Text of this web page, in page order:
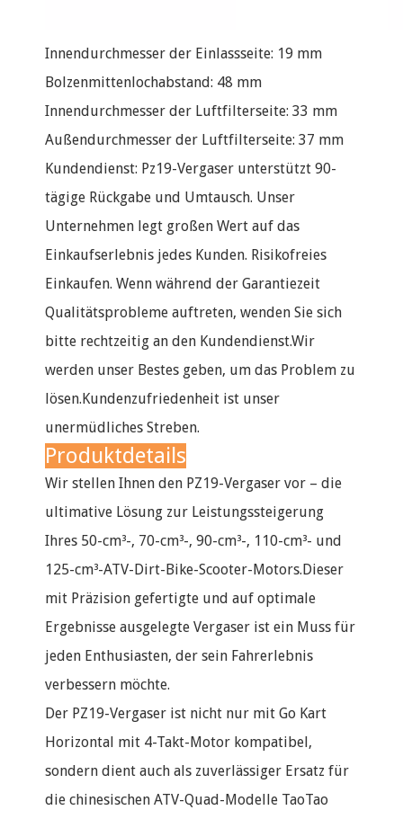
Innendurchmesser der Einlassseite: 19 mm
Bolzenmittenlochabstand: 48 mm
Innendurchmesser der Luftfilterseite: 33 mm
Außendurchmesser der Luftfilterseite: 37 mm
Kundendienst: Pz19-Vergaser unterstützt 90-
tägige Rückgabe und Umtausch. Unser
Unternehmen legt großen Wert auf das
Einkaufserlebnis jedes Kunden. Risikofreies
Einkaufen. Wenn während der Garantiezeit
Qualitätsprobleme auftreten, wenden Sie sich
bitte rechtzeitig an den Kundendienst.Wir
werden unser Bestes geben, um das Problem zu
lösen.Kundenzufriedenheit ist unser
unermüdliches Streben.
Produktdetails
Wir stellen Ihnen den PZ19-Vergaser vor – die
ultimative Lösung zur Leistungssteigerung
Ihres 50-cm³-, 70-cm³-, 90-cm³-, 110-cm³- und
125-cm³-ATV-Dirt-Bike-Scooter-Motors.Dieser
mit Präzision gefertigte und auf optimale
Ergebnisse ausgelegte Vergaser ist ein Muss für
jeden Enthusiasten, der sein Fahrerlebnis
verbessern möchte.
Der PZ19-Vergaser ist nicht nur mit Go Kart
Horizontal mit 4-Takt-Motor kompatibel,
sondern dient auch als zuverlässiger Ersatz für
die chinesischen ATV-Quad-Modelle TaoTao